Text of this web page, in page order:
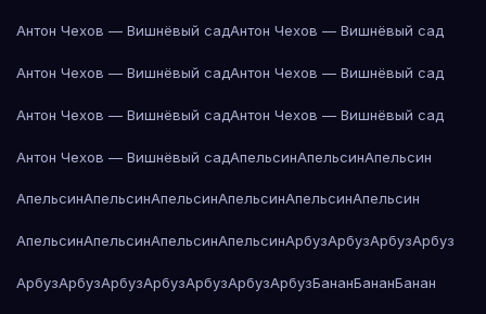
Антон Чехов — Вишнёвый садАнтон Чехов — Вишнёвый сад
Антон Чехов — Вишнёвый садАнтон Чехов — Вишнёвый сад
Антон Чехов — Вишнёвый садАнтон Чехов — Вишнёвый сад
Антон Чехов — Вишнёвый садАпельсинАпельсинАпельсин
АпельсинАпельсинАпельсинАпельсинАпельсинАпельсин
АпельсинАпельсинАпельсинАпельсинАрбузАрбузАрбузАрбуз
АрбузАрбузАрбузАрбузАрбузАрбузАрбузБананБананБанан